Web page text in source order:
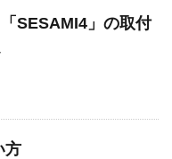
SESAMI4」の取付
方